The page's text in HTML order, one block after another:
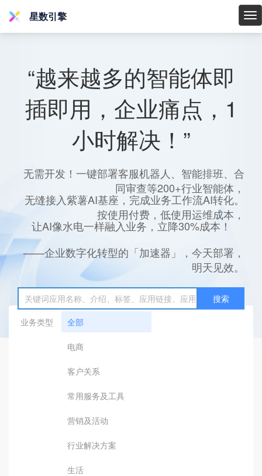
星
星数引擎
“越来越多的智能体即
插即用，企业痛点，1
小时解决！”
无需开发！一键部署客服机器人、智能排班、合
同审查等200+行业智能体，
无缝接入紫薯AI基座，完成业务工作流AI转化。
按使用付费，低使用运维成本，
让AI像水电一样融入业务，立降30%成本！
——企业数字化转型的「加速器」，今天部署，
明天见效。
搜索
业务类型
全部
电商
客户关系
常用服务及工具
营销及活动
行业解决方案
生活